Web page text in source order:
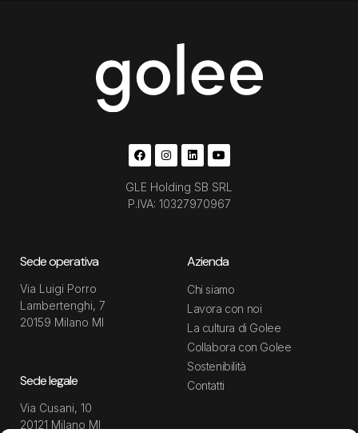
GLE Holding SB SRL
P.IVA: 10327970967
Sede operativa
Via Luigi Porro
Lambertenghi, 7
20159 Milano MI
Sede legale
Via Cusani, 10
20121 Milano MI
Azienda
Chi siamo
Lavora con noi
La cultura di Golee
Collabora con Golee
Sostenibilità
Contatti